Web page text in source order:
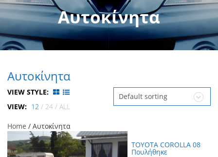
Αυτοκίνητα
Αυτοκίνητα
Default sorting
VIEW STYLE:
VIEW: 12 / 24 / ALL
Home / Αυτοκίνητα
TOYOTA COROLLA 08
Πουλήθηκε